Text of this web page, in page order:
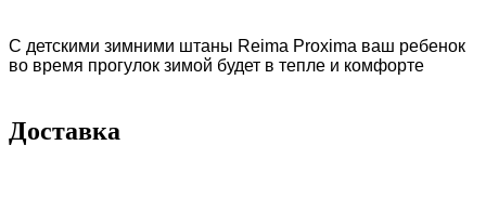
С детскими зимними штаны Reima Proxima ваш ребенок
во время прогулок зимой будет в тепле и комфорте
Доставка